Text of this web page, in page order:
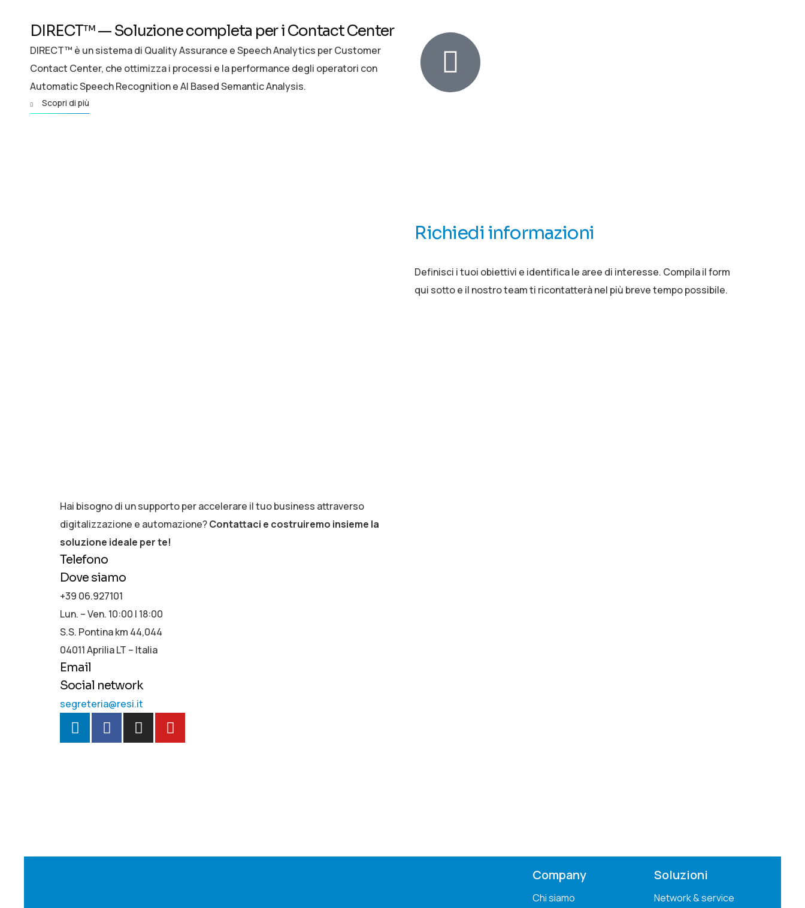
DIRECT™ — Soluzione completa per i Contact Center
DIRECT™ è un sistema di Quality Assurance e Speech Analytics per Customer
Contact Center, che ottimizza i processi e la performance degli operatori con
Automatic Speech Recognition e AI Based Semantic Analysis.
Scopri di più
Hai bisogno di un supporto per accelerare il tuo business attraverso
digitalizzazione e automazione?Contattaci e costruiremo insieme la
soluzione ideale per te!
Telefono
Dove siamo
+39 06.927101
Lun. – Ven. 10:00 | 18:00
S.S. Pontina km 44,044
04011 Aprilia LT – Italia
Email
Social network
segreteria@resi.it
Richiedi informazioni
Definisci i tuoi obiettivi e identifica le aree di interesse. Compila il form
qui sotto e il nostro team ti ricontatterà nel più breve tempo possibile.
Company
Chi siamo
Soluzioni
Network & service